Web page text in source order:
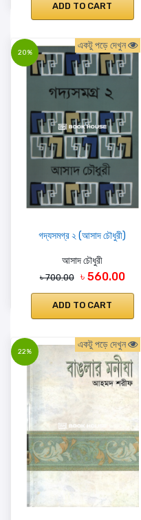
ADD TO CART
20%
একটু পড়ে দেখুন
গদ্যসমগ্র ২ (আসাদ চৌধুরী)
আসাদ চৌধুরী
৳ 700.00 ৳ 560.00
ADD TO CART
22%
একটু পড়ে দেখুন